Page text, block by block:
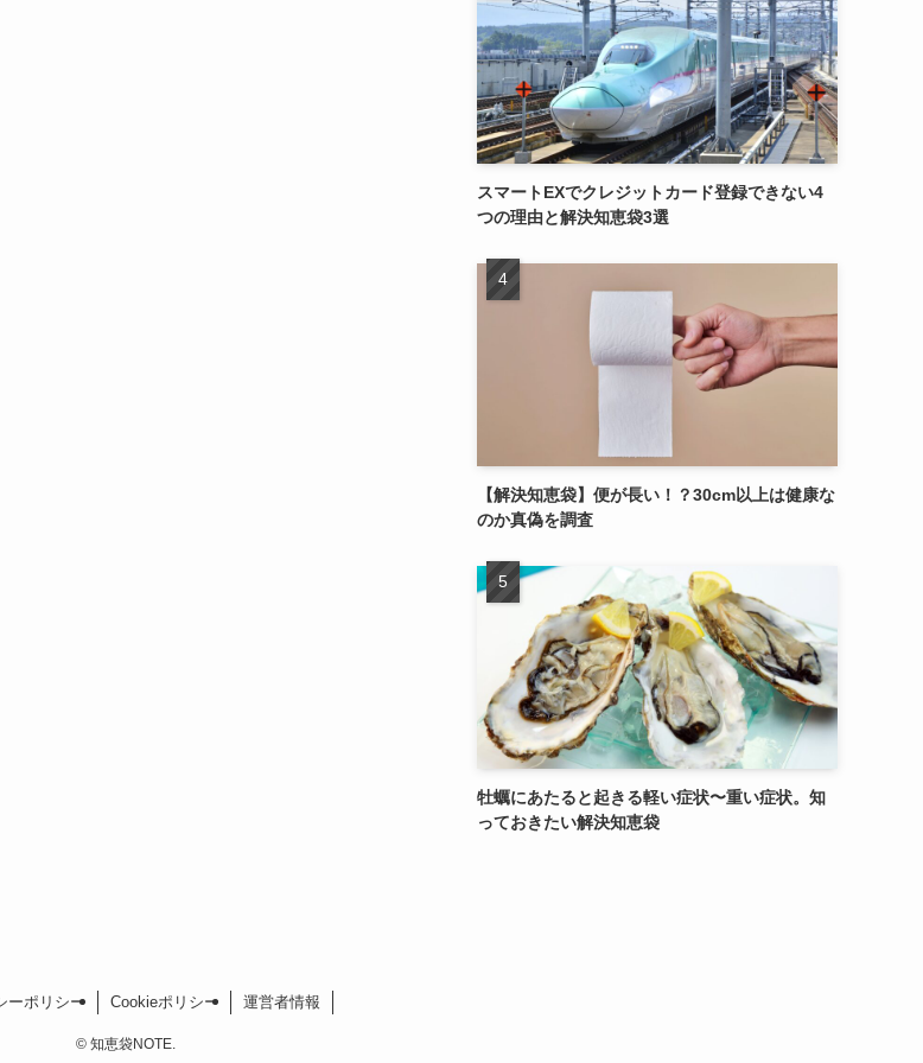
スマートEXでクレジットカード登録できない4
つの理由と解決知恵袋3選
【解決知恵袋】便が長い！？30cm以上は健康な
のか真偽を調査
牡蠣にあたると起きる軽い症状〜重い症状。知
っておきたい解決知恵袋
ーポリシー Cookieポリシー 運営者情報
© 知恵袋NOTE.